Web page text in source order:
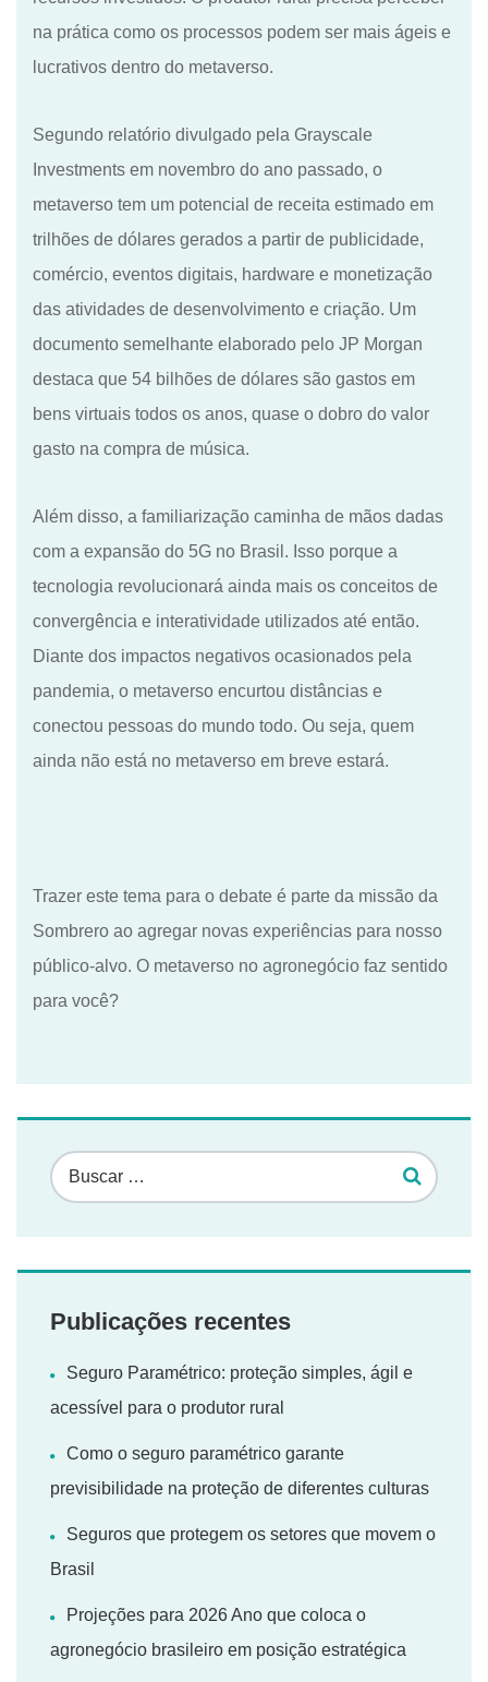
na prática como os processos podem ser mais ágeis e
lucrativos dentro do metaverso.
Segundo relatório divulgado pela Grayscale
Investments em novembro do ano passado, o
metaverso tem um potencial de receita estimado em
trilhões de dólares gerados a partir de publicidade,
comércio, eventos digitais, hardware e monetização
das atividades de desenvolvimento e criação. Um
documento semelhante elaborado pelo JP Morgan
destaca que 54 bilhões de dólares são gastos em
bens virtuais todos os anos, quase o dobro do valor
gasto na compra de música.
Além disso, a familiarização caminha de mãos dadas
com a expansão do 5G no Brasil . Isso porque a
tecnologia revolucionará ainda mais os conceitos de
convergência e interatividade utilizados até então.
Diante dos impactos negativos ocasionados pela
pandemia, o metaverso encurtou distâncias e
conectou pessoas do mundo todo. Ou seja, quem
ainda não está no metaverso em breve estará.
Trazer este tema para o debate é parte da missão da
Sombrero ao agregar novas experiências para nosso
público-alvo. O metaverso no agronegócio faz sentido
para você?
Publicações recentes
Seguro Paramétrico: proteção simples, ágil e
acessível para o produtor rural
Como o seguro paramétrico garante
previsibilidade na proteção de diferentes culturas
Seguros que protegem os setores que movem o
Brasil
Projeções para 2026 Ano que coloca o
agronegócio brasileiro em posição estratégica